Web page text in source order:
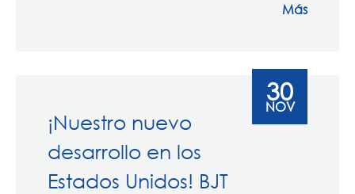
Más
¡Nuestro nuevo
desarrollo en los
Estados Unidos! BJT
30
NOV